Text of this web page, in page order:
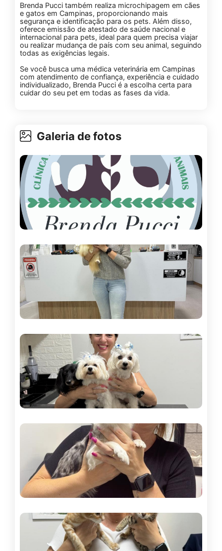
Brenda Pucci também realiza microchipagem em cães
e gatos em Campinas, proporcionando mais
segurança e identificação para os pets. Além disso,
oferece emissão de atestado de saúde nacional e
internacional para pets, ideal para quem precisa viajar
ou realizar mudança de país com seu animal, seguindo
todas as exigências legais.
Se você busca uma médica veterinária em Campinas
com atendimento de confiança, experiência e cuidado
individualizado, Brenda Pucci é a escolha certa para
cuidar do seu pet em todas as fases da vida.
Galeria de fotos